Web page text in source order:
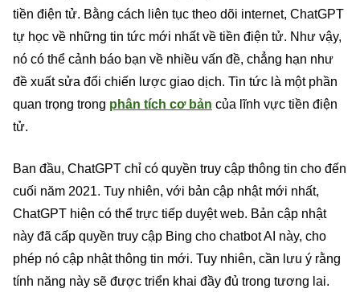
tiền điện tử. Bằng cách liên tục theo dõi internet, ChatGPT
tự học về những tin tức mới nhất về tiền điện tử. Như vậy,
nó có thể cảnh báo bạn về nhiều vấn đề, chẳng hạn như
đề xuất sửa đổi chiến lược giao dịch. Tin tức là một phần
quan trọng trong phân tích cơ bản của lĩnh vực tiền điện
tử.
Ban đầu, ChatGPT chỉ có quyền truy cập thông tin cho đến
cuối năm 2021. Tuy nhiên, với bản cập nhật mới nhất,
ChatGPT hiện có thể trực tiếp duyệt web. Bản cập nhật
này đã cấp quyền truy cập Bing cho chatbot AI này, cho
phép nó cập nhật thông tin mới. Tuy nhiên, cần lưu ý rằng
tính năng này sẽ được triển khai đầy đủ trong tương lai.